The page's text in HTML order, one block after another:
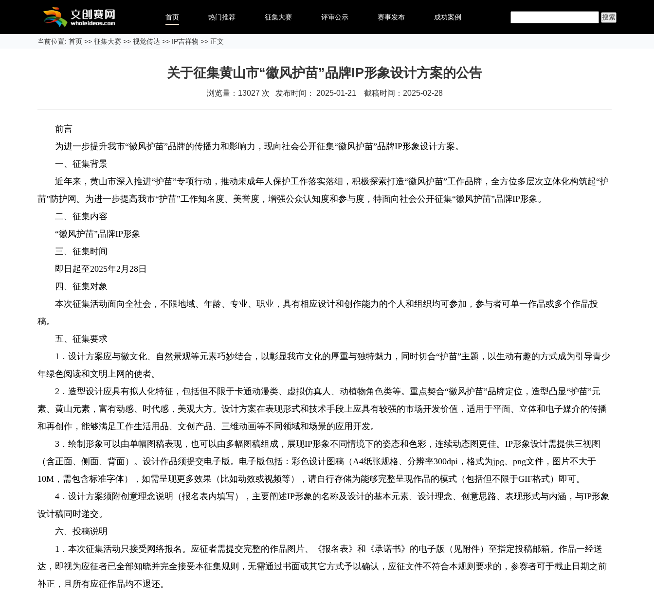
首页 热门推荐 征集大赛 评审公示 赛事发布 成功案例
当前位置: 首页 >> 征集大赛 >> 视觉传达 >> IP吉祥物 >> 正文
关于征集黄山市“徽风护苗”品牌IP形象设计方案的公告
浏览量： 13027 次 发布时间： 2025-01-21 截稿时间：2025-02-28
前言
为进一步提升我市“徽风护苗”品牌的传播力和影响力，现向社会公开征集“徽风护苗”品牌IP形象设计方案。
一、征集背景
近年来，黄山市深入推进“护苗”专项行动，推动未成年人保护工作落实落细，积极探索打造“徽风护苗”工作品牌，全方位多层次立体化构筑起“护
苗”防护网。为进一步提高我市“护苗”工作知名度、美誉度，增强公众认知度和参与度，特面向社会公开征集“徽风护苗”品牌IP形象。
二、征集内容
“徽风护苗”品牌IP形象
三、征集时间
即日起至2025年2月28日
四、征集对象
本次征集活动面向全社会，不限地域、年龄、专业、职业，具有相应设计和创作能力的个人和组织均可参加，参与者可单一作品或多个作品投
稿。
五、征集要求
1．设计方案应与徽文化、自然景观等元素巧妙结合，以彰显我市文化的厚重与独特魅力，同时切合“护苗”主题，以生动有趣的方式成为引导青少
年绿色阅读和文明上网的使者。
2．造型设计应具有拟人化特征，包括但不限于卡通动漫类、虚拟仿真人、动植物角色类等。重点契合“徽风护苗”品牌定位，造型凸显“护苗”元
素、黄山元素，富有动感、时代感，美观大方。设计方案在表现形式和技术手段上应具有较强的市场开发价值，适用于平面、立体和电子媒介的传播
和再创作，能够满足工作生活用品、文创产品、三维动画等不同领域和场景的应用开发。
3．绘制形象可以由单幅图稿表现，也可以由多幅图稿组成，展现IP形象不同情境下的姿态和色彩，连续动态图更佳。IP形象设计需提供三视图
（含正面、侧面、背面）。设计作品须提交电子版。电子版包括：彩色设计图稿（A4纸张规格、分辨率300dpi，格式为jpg、png文件，图片不大于
10M，需包含标准字体），如需呈现更多效果（比如动效或视频等），请自行存储为能够完整呈现作品的模式（包括但不限于GIF格式）即可。
4．设计方案须附创意理念说明（报名表内填写），主要阐述IP形象的名称及设计的基本元素、设计理念、创意思路、表现形式与内涵，与IP形象
设计稿同时递交。
六、投稿说明
1．本次征集活动只接受网络报名。应征者需提交完整的作品图片、《报名表》和《承诺书》的电子版（见附件）至指定投稿邮箱。作品一经送
达，即视为应征者已全部知晓并完全接受本征集规则，无需通过书面或其它方式予以确认，应征文件不符合本规则要求的，参赛者可于截止日期之前
补正，且所有应征作品均不退还。